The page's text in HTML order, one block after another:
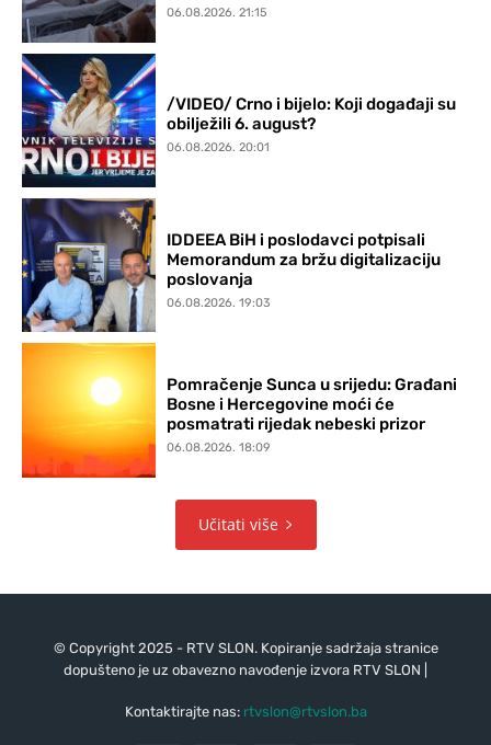
06.08.2026. 21:15
/VIDEO/ Crno i bijelo: Koji događaji su
obilježili 6. august?
06.08.2026. 20:01
IDDEEA BiH i poslodavci potpisali
Memorandum za bržu digitalizaciju
poslovanja
06.08.2026. 19:03
Pomračenje Sunca u srijedu: Građani
Bosne i Hercegovine moći će
posmatrati rijedak nebeski prizor
06.08.2026. 18:09
Učitati više
© Copyright 2025 - RTV SLON. Kopiranje sadržaja stranice
dopušteno je uz obavezno navođenje izvora RTV SLON |
Kontaktirajte nas: rtvslon@rtvslon.ba